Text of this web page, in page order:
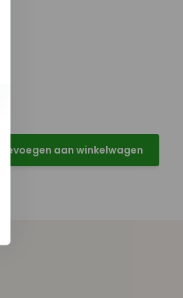
Toevoegen aan winkelwagen